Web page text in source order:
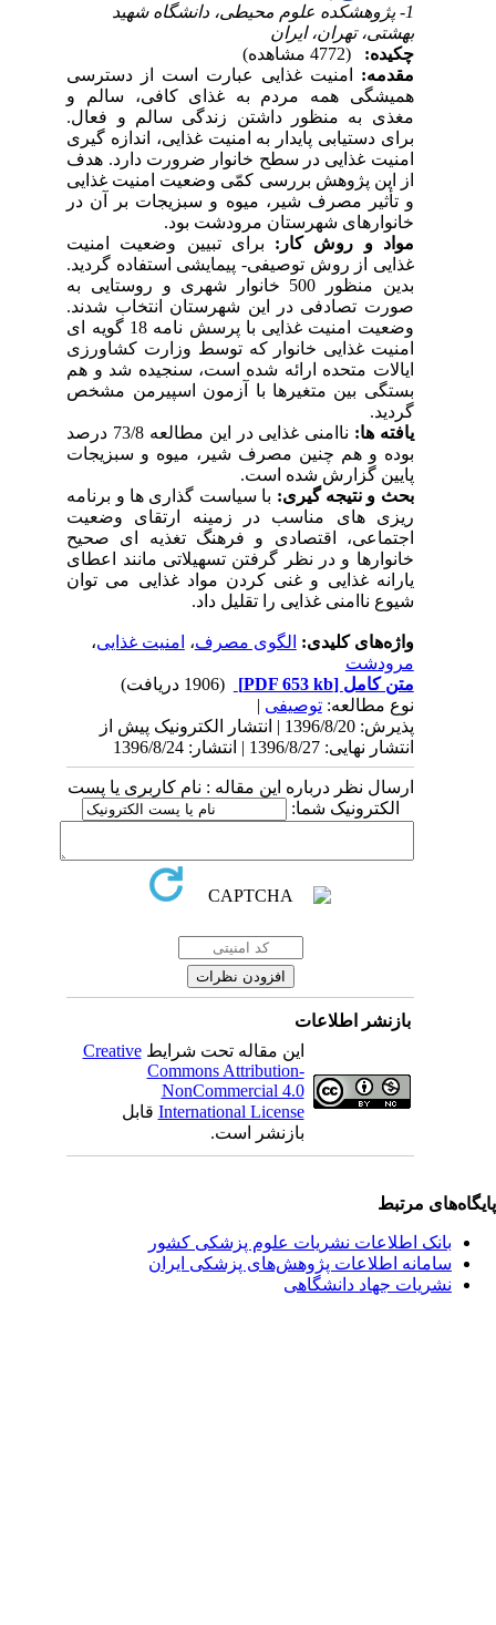
1- پژوهشکده علوم محیطی، دانشگاه شهید
بهشتی، تهران، ایران
چکیده:
مقدمه:امنیت غذایی عبارت است از دسترسی
همیشگی همه مردم به غذای کافی، سالم و
مغذی به منظور داشتن زندگی سالم و فعال.
برای دستیابی پایدار به امنیت غذایی، اندازه‏ گیری
امنیت غذایی در سطح خانوار ضرورت دارد. هدف
از این پژوهش بررسی کمّی وضعیت امنیت غذایی
و تأثیر مصرف شیر، میوه و سبزیجات بر آن در
خانوارهای شهرستان مرودشت بود.
مواد و روش کار:برای تبیین وضعیت امنیت
غذایی از روش توصیفی- پیمایشی استفاده گردید.
بدین منظور 500 خانوار شهری و روستایی به
صورت تصادفی در این شهرستان انتخاب شدند.
وضعیت امنیت غذایی با پرسش نامه 18 گویه ای
امنیت غذایی خانوار که توسط وزارت کشاورزی
ایالات متحده ارائه شده است، سنجیده شد و هم
بستگی بین متغیرها با آزمون اسپیرمن مشخص
گردید.
یافته ها:
ناامنی غذایی در این مطالعه 73/8 درصد
بوده و هم چنین مصرف شیر، میوه و سبزیجات
پایین گزارش شده است.
بحث و نتیجه گیری:با سیاست گذاری ها و برنامه
ریزی های مناسب در زمینه ارتقای وضعیت
اجتماعی، اقتصادی و فرهنگ تغذیه ای صحیح
خانوارها و در نظر گرفتن تسهیلاتی مانند اعطای
یارانه غذایی و غنی کردن مواد غذایی می توان
شیوع ناامنی غذایی را تقلیل داد.
واژه‌های کلیدی:الگوی مصرف،امنیت غذایی،
مرودشت
متن کامل[PDF 653 kb]
نوع مطالعه:توصیفی|
پذیرش: 1396/8/20 | انتشار الکترونیک پیش از
انتشار نهایی: 1396/8/27 | انتشار: 1396/8/24
ارسال نظر درباره این مقاله : نام کاربری یا پست
الکترونیک شما:
بازنشر اطلاعات
این مقاله تحت شرایطCreative
Commons Attribution-
NonCommercial 4.0
International Licenseقابل
بازنشر است.
مرتبط
بانک اطلاعات نشریات علوم پزشکی کشور
سامانه اطلاعات پژوهش‌های پزشکی ایران
نشریات جهاد دانشگاهی